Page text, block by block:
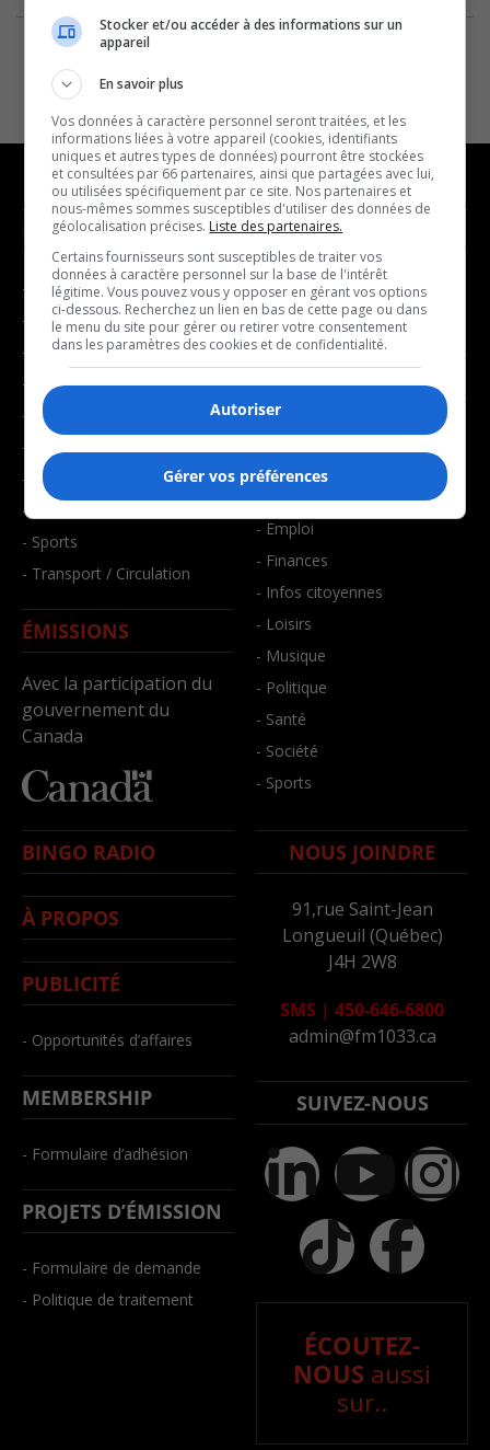
NOUVELLES
- Affaires municipales
- Communauté / Social
- Culture
- Économie
- Éducation
- Environnement
- Faits divers
- Santé et bien-être
- Sports
- Transport / Circulation
ÉMISSIONS
Avec la participation du
gouvernement du
Canada
MUSIQUE
- Décompte franco
- Joué récemment
BALADOS
- Affaires
- Art de vivre
- Bien-être
- Emploi
- Finances
- Infos citoyennes
- Loisirs
- Musique
- Politique
- Santé
- Société
- Sports
BINGO RADIO
À PROPOS
PUBLICITÉ
- Opportunités d’affaires
MEMBERSHIP
- Formulaire d’adhésion
PROJETS D’ÉMISSION
- Formulaire de demande
- Politique de traitement
NOUS JOINDRE
91,rue Saint-Jean
Longueuil (Québec)
J4H 2W8
SMS | 450-646-6800
admin@fm1033.ca
SUIVEZ-NOUS
ÉCOUTEZ-
NOUS aussi
sur..
Stocker et/ou accéder à des informations sur un
appareil
En savoir plus
Vos données à caractère personnel seront traitées, et les
informations liées à votre appareil (cookies, identifiants
uniques et autres types de données) pourront être stockées
et consultées par 66 partenaires, ainsi que partagées avec lui,
ou utilisées spécifiquement par ce site. Nos partenaires et
nous-mêmes sommes susceptibles d'utiliser des données de
géolocalisation précises. Liste des partenaires.
Certains fournisseurs sont susceptibles de traiter vos
données à caractère personnel sur la base de l'intérêt
légitime. Vous pouvez vous y opposer en gérant vos options
ci-dessous. Recherchez un lien en bas de cette page ou dans
le menu du site pour gérer ou retirer votre consentement
dans les paramètres des cookies et de confidentialité.
Autoriser
Gérer vos préférences